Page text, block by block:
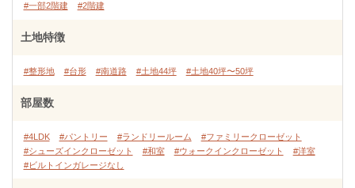
#一部2階建 #2階建
土地特徴
#整形地 #台形 #南道路 #土地44坪 #土地40坪〜50坪
部屋数
#4LDK #パントリー #ランドリールーム
#ファミリークローゼット
#シューズインクローゼット
#和室 #ウォークインクローゼット
#洋室
#ビルトインガレージなし